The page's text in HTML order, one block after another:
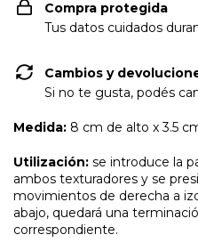
Compra protegida
Tus datos cuidados
Cambios y
Si no te gusta, podés
Medida: 8 cm de alto x 3.5
Utilización: se introduce la
ambos texturadores y se
movimientos de derecha a
abajo, quedará una
correspondiente.